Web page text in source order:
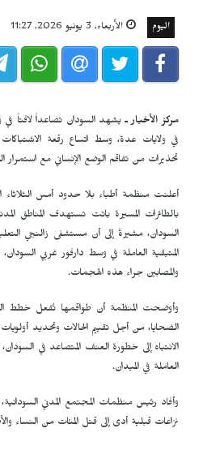
اليوم الأربعاء, 3 يونيو 2026, 11:27
مركز الأخبار ـ يشهد السودان تصاعداً لافتاً في
في ولايات عدة، وسط اتساع رقعة
تحذيرات من تفاقم الوضع الإنساني مع استمرار
​أعلنت منظمة أطباء بلا حدود أمس الثلاثاء
بالطائرات المسيرة باتت تستهدف المناطق
السودان، مشيرةً إلى أن مستشفى زالنجي
المتبقية العاملة في وسط دارفور غربي
والمصابين جراء هذه الهجمات.
وأوضحت المنظمة أن طواقمها تٌفعل خطط
الضحايا، من أجل تقييم الحالات وتحديد
الانتباه إلى خطورة العنف المتصاعد في
العاملة في الميدان.​
وأفاد رئيس منظمات المجتمع المدني
نزاعات قبلية أدى إلى قتل المئات من النساء